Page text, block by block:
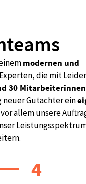
modernen und
die mit
30
neuer Gutachter ein
allem unsere
4